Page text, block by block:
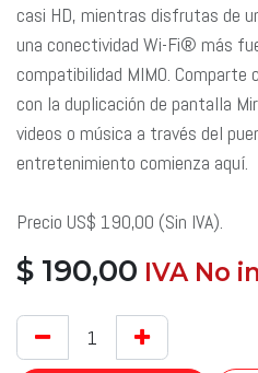
casi HD, mientras disfrutas de
una conectividad Wi-Fi® más
compatibilidad MIMO.
con la duplicación de pantalla
videos o música a través del
entretenimiento comienza aquí.
Precio US$ 190,00 (Sin IVA).
$ 190,00 IVA No